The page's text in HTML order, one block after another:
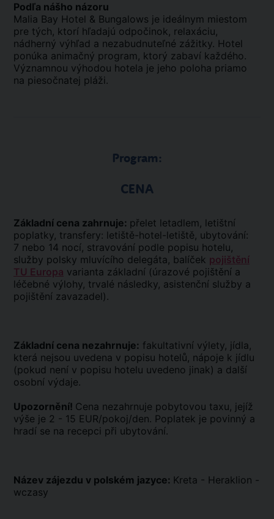
Podľa nášho názoru
Malia Bay Hotel & Bungalows je ideálnym miestom
pre tých, ktorí hľadajú odpočinok, relaxáciu,
nádherný výhľad a nezabudnuteľné zážitky. Hotel
ponúka animačný program, ktorý zabaví každého.
Významnou výhodou hotela je jeho poloha priamo
na piesočnatej pláži.
Program:
CENA
Základní cena zahrnuje: přelet letadlem, letištní
poplatky, transfery: letiště-hotel-letiště, ubytování:
7 nebo 14 nocí, stravování podle popisu hotelu,
služby polsky mluvícího delegáta, balíček pojištění
TU Europa varianta základní (úrazové pojištění a
léčebné výlohy, trvalé následky, asistenční služby a
pojištění zavazadel).
Základní cena nezahrnuje: fakultativní výlety, jídla,
která nejsou uvedena v popisu hotelů, nápoje k jídlu
(pokud není v popisu hotelu uvedeno jinak) a další
osobní výdaje.
Upozornění! Cena nezahrnuje pobytovou taxu, jejíž
výše je 2 - 15 EUR/pokoj/den. Poplatek je povinný a
hradí se na recepci při ubytování.
Název zájezdu v polském jazyce: Kreta - Heraklion -
wczasy